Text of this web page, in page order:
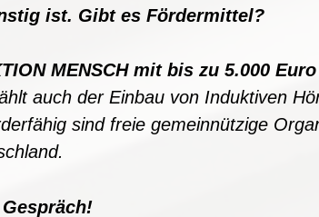
tig ist. Gibt es Fördermittel?
MENSCH mit bis zu 5.000 Euro
auch der Einbau von Induktiven
sind freie gemeinnützige
äch!